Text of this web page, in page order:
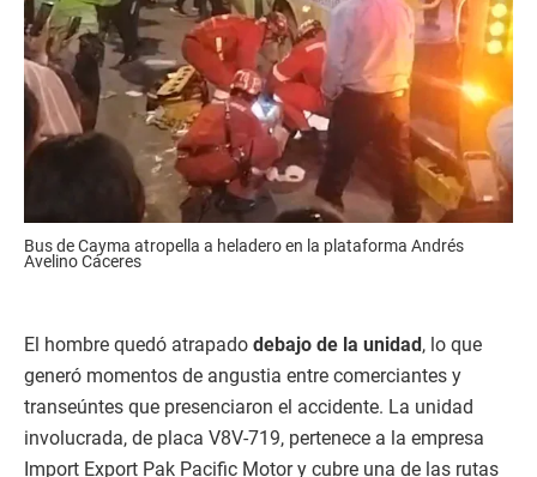
Bus de Cayma atropella a heladero en la plataforma Andrés
Avelino Cáceres
El hombre quedó atrapado debajo de la unidad, lo que
generó momentos de angustia entre comerciantes y
transeúntes que presenciaron el accidente. La unidad
involucrada, de placa V8V-719, pertenece a la empresa
Import Export Pak Pacific Motor y cubre una de las rutas